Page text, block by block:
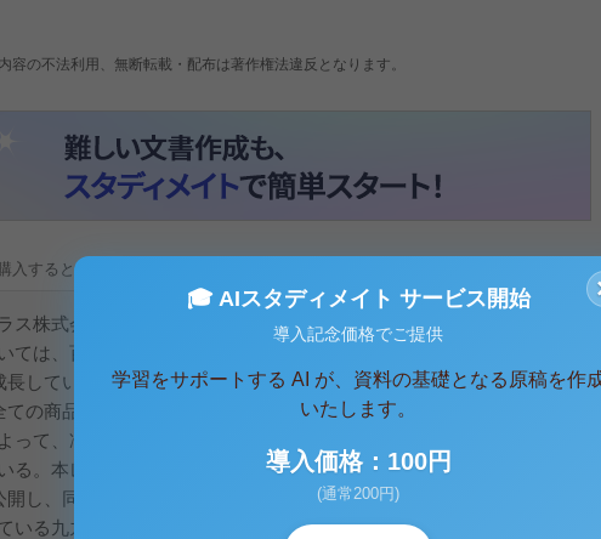
容の不法利用、無断転載・配布は著作権法違反となります。
入すると、テキストデータがみえます。 )
株式会社を取り上げるのか－
は、百貨店、スーパー、コンビニに続く「第四の業態」とも言わ
している。100円ショップは、エブリデイロープライス
の商品が同じ価格に統一されてい
って、冷え込みを見せる消費市場の中で既存の三業態が困難に直面
る。本レポートでは、これら「100円ショップ」業態を運営する各
し、同年の新興株式3市場の「ベストＩＰＯ」に選出されるなど高
いる九九プラス株式会社（以下、同社）を取り上げる事で、日本の
🎓 AIスタディメイト サービス開始
導入記念価格でご提供
学習をサポートする AI が、資料の基礎となる原稿を作
いたします。
導入価格：100円
(通常200円)